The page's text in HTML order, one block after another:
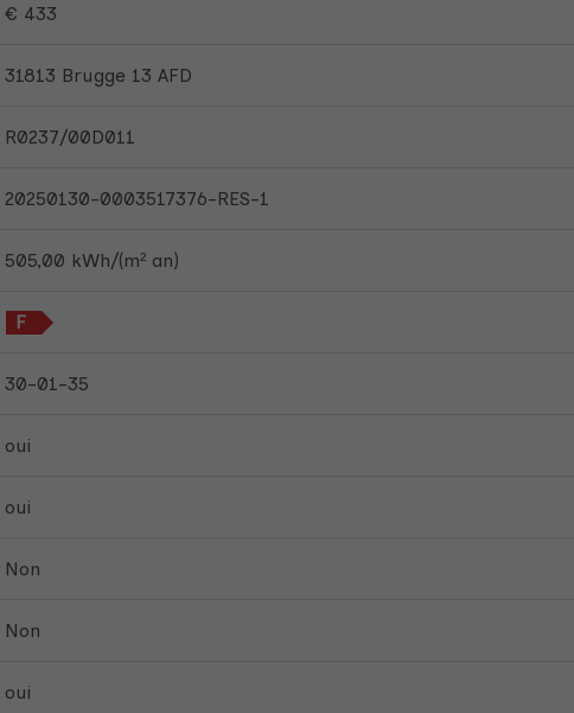
€ 433
31813 Brugge 13 AFD
R0237/00D011
20250130-0003517376-RES-1
505,00 kWh/(m² an)
F
30-01-35
oui
oui
Non
Non
oui